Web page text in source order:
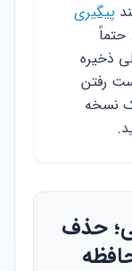
پیگیری
حتماً
ذخیره
رفتن
نسخه
حذف